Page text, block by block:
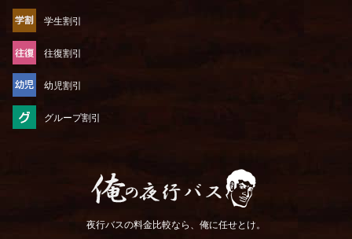
学生割引
往復割引
幼児割引
グループ割引
俺の夜行バス
夜行バスの料金比較なら、俺に任せとけ。